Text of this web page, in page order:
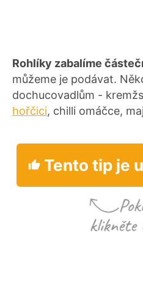
Rohlíky zabalíme
můžeme je podávat.
dochucovadlům -
hořčici, chilli omáčce,
Tento tip je